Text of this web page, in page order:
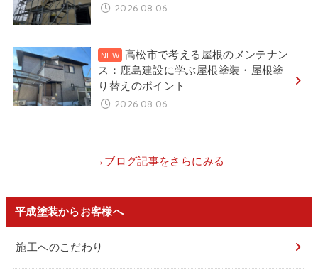
2026.08.06
高松市で考える屋根のメンテナン
ス：鹿島建設に学ぶ屋根塗装・屋根塗
り替えのポイント
2026.08.06
→ブログ記事をさらにみる
平成塗装からお客様へ
施工へのこだわり